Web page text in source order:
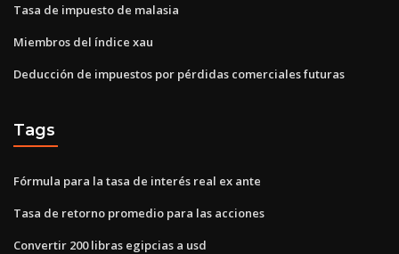
Tasa de impuesto de malasia
Miembros del índice xau
Deducción de impuestos por pérdidas comerciales futuras
Tags
Fórmula para la tasa de interés real ex ante
Tasa de retorno promedio para las acciones
Convertir 200 libras egipcias a usd